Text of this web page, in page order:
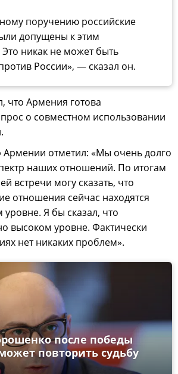
поручению российские
допущены к этим
никак не может быть
России», — сказал он.
что Армения готова
о совместном использовании
отметил: «Мы очень долго
наших отношений. По итогам
встречи могу сказать, что
отношения сейчас находятся
Я бы сказал, что
высоком уровне. Фактически
нет никаких проблем».
после победы
повторить судьбу